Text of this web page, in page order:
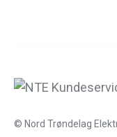
© Nord Trøndelag